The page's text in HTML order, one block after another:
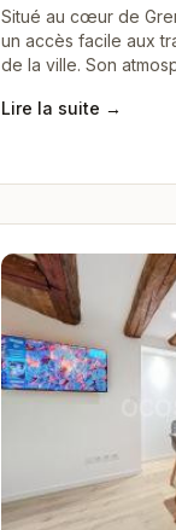
Situé au cœur de
un accès facile aux
de la ville. Son
Lire la suite →